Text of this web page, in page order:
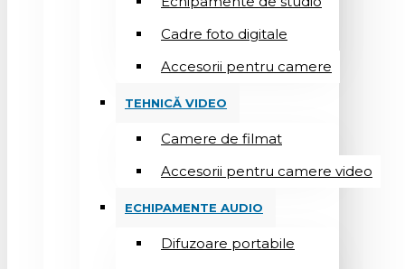
Cadre foto digitale
Accesorii pentru camere
TEHNICĂ VIDEO
Camere de filmat
Accesorii pentru camere video
ECHIPAMENTE AUDIO
Difuzoare portabile